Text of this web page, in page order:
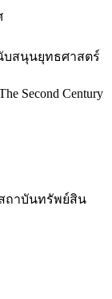
สนุนยุทธศาสตร์
Second Century
ถาบันทรัพย์สิน